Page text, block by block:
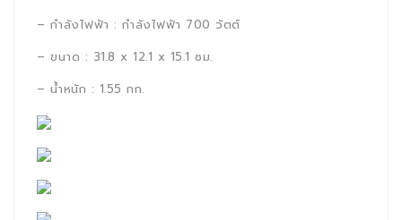
– กำลังไฟฟ้า : กำลังไฟฟ้า 700 วัตต์
– ขนาด : 31.8 x 12.1 x 15.1 ซม.
– น้ำหนัก : 1.55 กก.